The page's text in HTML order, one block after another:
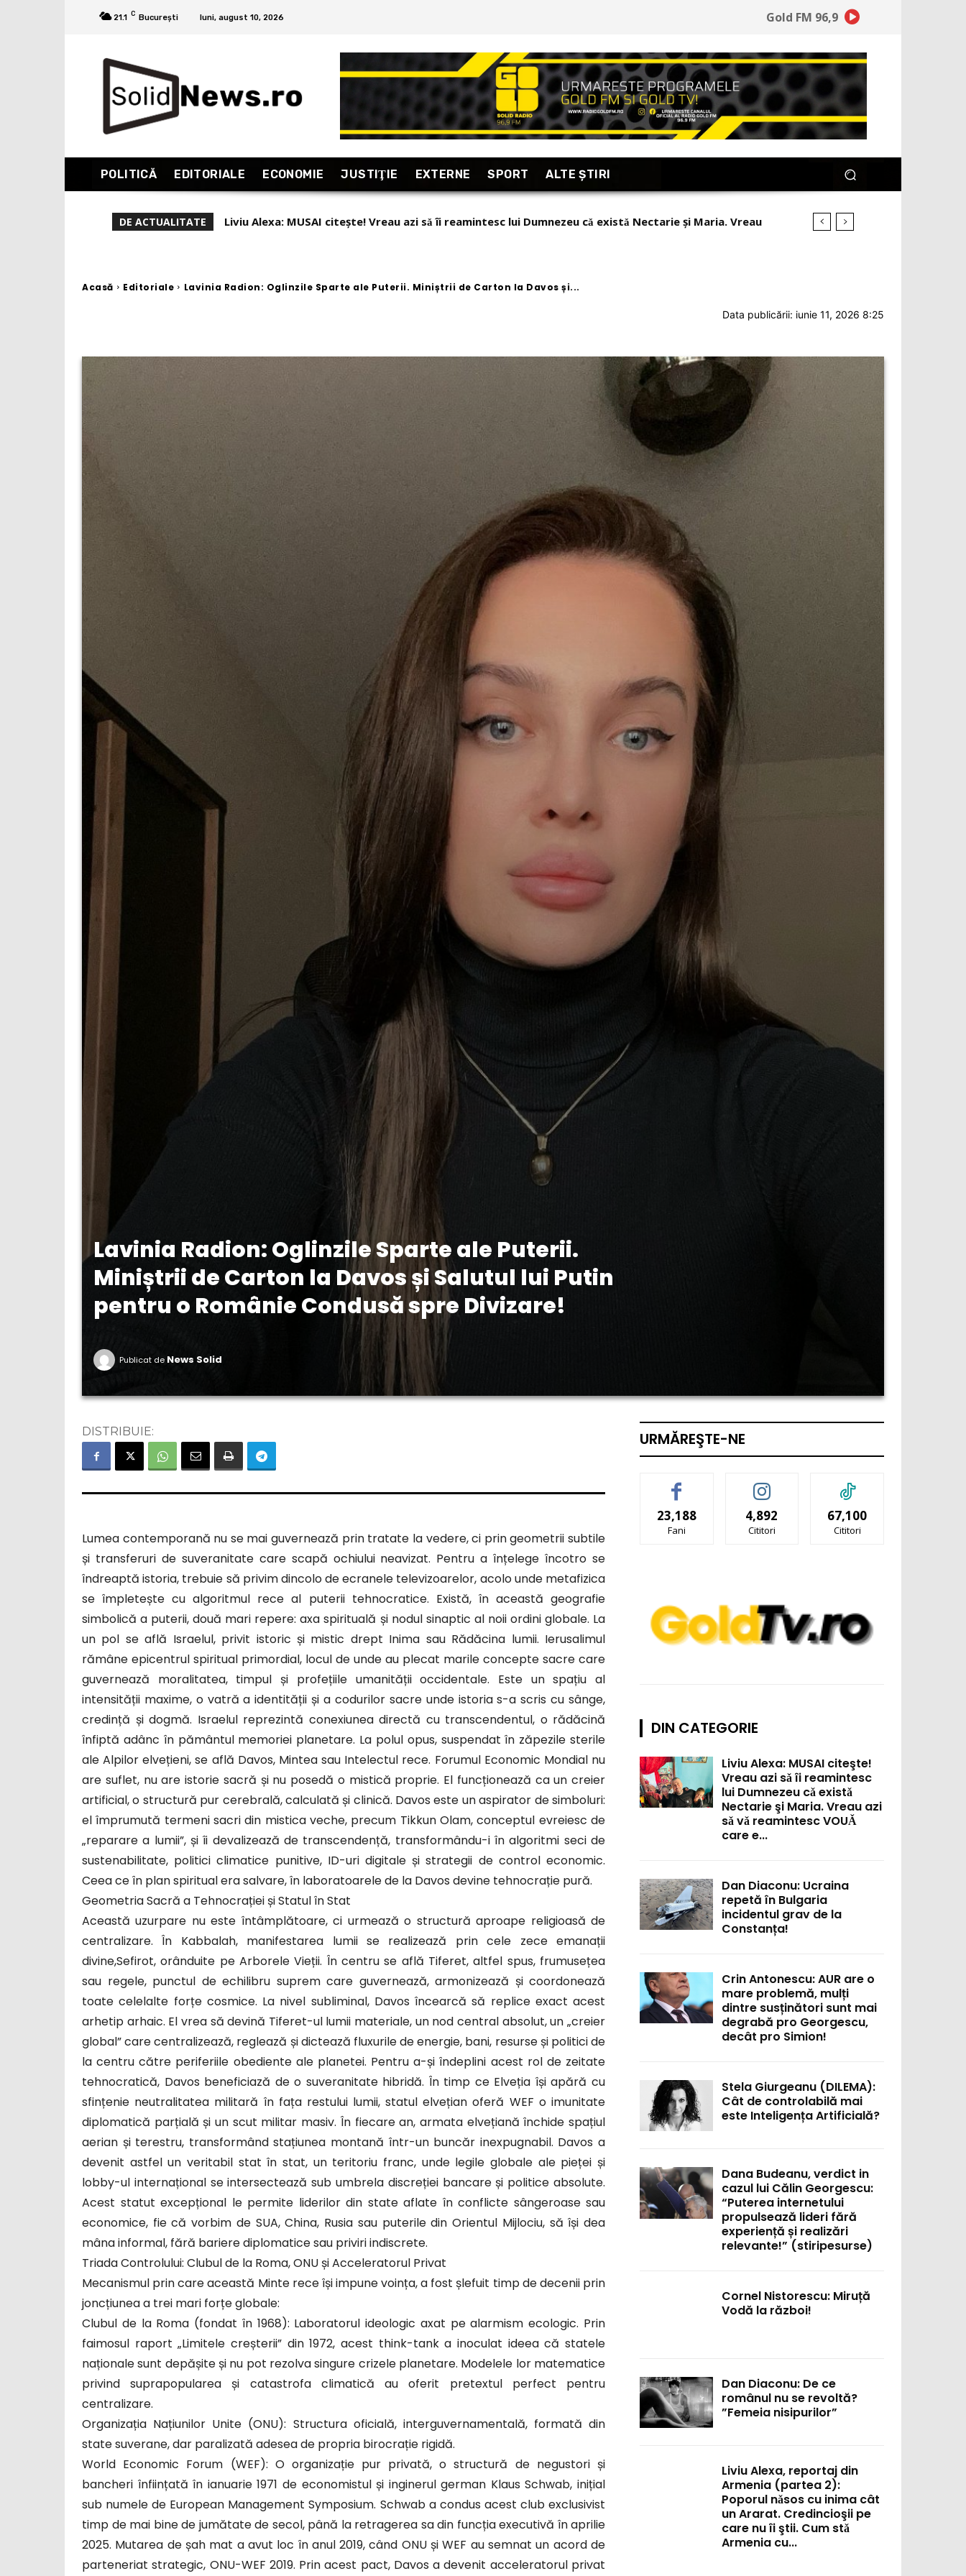
21.1 C București luni, august 10, 2026 Gold FM 96,9
POLITICĂ EDITORIALE ECONOMIE JUSTIŢIE EXTERNE SPORT ALTE ŞTIRI
DE ACTUALITATE Coreea de Nord s-a îmbogățit cu bani primiți din Rusia pentru exportul de armament!
Acasă Editoriale Lavinia Radion: Oglinzile Sparte ale Puterii. Miniștrii de Carton la Davos și...
Data publicării: iunie 11, 2026 8:25
Lavinia Radion: Oglinzile Sparte ale Puterii.
Miniștrii de Carton la Davos și Salutul lui Putin
pentru o Românie Condusă spre Divizare!
Publicat de News Solid
DISTRIBUIE:
Lumea contemporană nu se mai guvernează prin tratate la vedere, ci prin geometrii subtile
și transferuri de suveranitate care scapă ochiului neavizat. Pentru a înțelege încotro se
îndreaptă istoria, trebuie să privim dincolo de ecranele televizoarelor, acolo unde metafizica
se împletește cu algoritmul rece al puterii tehnocratice. Există, în această geografie
simbolică a puterii, două mari repere: axa spirituală și nodul sinaptic al noii ordini globale. La
un pol se află Israelul, privit istoric și mistic drept Inima sau Rădăcina lumii. Ierusalimul
rămâne epicentrul spiritual primordial, locul de unde au plecat marile concepte sacre care
guvernează moralitatea, timpul și profețiile umanității occidentale. Este un spațiu al
intensității maxime, o vatră a identității și a codurilor sacre unde istoria s-a scris cu sânge,
credință și dogmă. Israelul reprezintă conexiunea directă cu transcendentul, o rădăcină
înfiptă adânc în pământul memoriei planetare. La polul opus, suspendat în zăpezile sterile
ale Alpilor elvețieni, se află Davos, Mintea sau Intelectul rece. Forumul Economic Mondial nu
are suflet, nu are istorie sacră și nu posedă o mistică proprie. El funcționează ca un creier
artificial, o structură pur cerebrală, calculată și clinică. Davos este un aspirator de simboluri:
el împrumută termeni sacri din mistica veche, precum Tikkun Olam, conceptul evreiesc de
„reparare a lumii”, și îi devalizează de transcendență, transformându-i în algoritmi seci de
sustenabilitate, politici climatice punitive, ID-uri digitale și strategii de control economic.
Ceea ce în plan spiritual era salvare, în laboratoarele de la Davos devine tehnocrație pură.
Geometria Sacră a Tehnocrației și Statul în Stat
Această uzurpare nu este întâmplătoare, ci urmează o structură aproape religioasă de
centralizare. În Kabbalah, manifestarea lumii se realizează prin cele zece emanații
divine,Sefirot, orânduite pe Arborele Vieții. În centru se află Tiferet, altfel spus, frumusețea
sau regele, punctul de echilibru suprem care guvernează, armonizează și coordonează
toate celelalte forțe cosmice. La nivel subliminal, Davos încearcă să replice exact acest
arhetip arhaic. El vrea să devină Tiferet-ul lumii materiale, un nod central absolut, un „creier
global” care centralizează, reglează și dictează fluxurile de energie, bani, resurse și politici de
la centru către periferiile obediente ale planetei. Pentru a-și îndeplini acest rol de zeitate
tehnocratică, Davos beneficiază de o suveranitate hibridă. În timp ce Elveția își apără cu
sfințenie neutralitatea militară în fața restului lumii, statul elvețian oferă WEF o imunitate
diplomatică parțială și un scut militar masiv. În fiecare an, armata elvețiană închide spațiul
aerian și terestru, transformând stațiunea montană într-un buncăr inexpugnabil. Davos a
devenit astfel un veritabil stat în stat, un teritoriu franc, unde legile globale ale pieței și
lobby-ul internațional se intersectează sub umbrela discreției bancare și politice absolute.
Acest statut excepțional le permite liderilor din state aflate în conflicte sângeroase sau
economice, fie că vorbim de SUA, China, Rusia sau puterile din Orientul Mijlociu, să își dea
mâna informal, fără bariere diplomatice sau priviri indiscrete.
Triada Controlului: Clubul de la Roma, ONU și Acceleratorul Privat
Mecanismul prin care această Minte rece își impune voința, a fost șlefuit timp de decenii prin
joncțiunea a trei mari forțe globale:
Clubul de la Roma (fondat în 1968): Laboratorul ideologic axat pe alarmism ecologic. Prin
faimosul raport „Limitele creșterii” din 1972, acest think-tank a inoculat ideea că statele
naționale sunt depășite și nu pot rezolva singure crizele planetare. Modelele lor matematice
privind suprapopularea și catastrofa climatică au oferit pretextul perfect pentru
centralizare.
Organizația Națiunilor Unite (ONU): Structura oficială, interguvernamentală, formată din
state suverane, dar paralizată adesea de propria birocrație rigidă.
World Economic Forum (WEF): O organizație pur privată, o structură de negustori și
bancheri înființată în ianuarie 1971 de economistul și inginerul german Klaus Schwab, inițial
sub numele de European Management Symposium. Schwab a condus acest club exclusivist
timp de mai bine de jumătate de secol, până la retragerea sa din funcția executivă în aprilie
2025. Mutarea de șah mat a avut loc în anul 2019, când ONU și WEF au semnat un acord de
parteneriat strategic, ONU-WEF 2019. Prin acest pact, Davos a devenit acceleratorul privat
URMĂREŞTE-NE
23,188
Fani
4,892
Cititori
67,100
Cititori
DIN CATEGORIE
Liviu Alexa: MUSAI citeşte!
Vreau azi sǎ îi reamintesc
lui Dumnezeu cǎ existǎ
Nectarie şi Maria. Vreau azi
sǎ vǎ reamintesc VOUǍ
care e...
Dan Diaconu: Ucraina
repetă în Bulgaria
incidentul grav de la
Constanța!
Crin Antonescu: AUR are o
mare problemă, mulți
dintre susținători sunt mai
degrabă pro Georgescu,
decât pro Simion!
Stela Giurgeanu (DILEMA):
Cât de controlabilă mai
este Inteligența Artificială?
Dana Budeanu, verdict in
cazul lui Călin Georgescu:
“Puterea internetului
propulsează lideri fără
experiență și realizări
relevante!” (stiripesurse)
Cornel Nistorescu: Miruță
Vodă la război!
Dan Diaconu: De ce
românul nu se revoltă?
”Femeia nisipurilor”
Liviu Alexa, reportaj din
Armenia (partea 2):
Poporul nǎsos cu inima cât
un Ararat. Credincioşii pe
care nu îi ştii. Cum stǎ
Armenia cu...